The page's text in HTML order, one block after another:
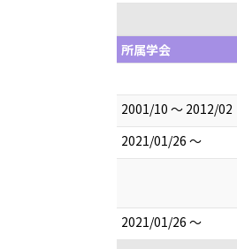
所属学会
2001/10 ～ 2012/02
2021/01/26 ～
2021/01/26 ～